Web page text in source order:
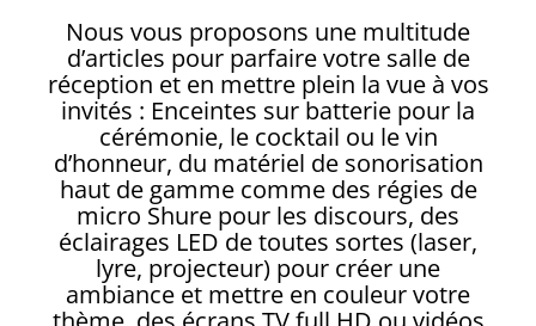
Nous vous proposons une multitude
d’articles pour parfaire votre salle de
réception et en mettre plein la vue à vos
invités : Enceintes sur batterie pour la
cérémonie, le cocktail ou le vin
d’honneur, du matériel de sonorisation
haut de gamme comme des régies de
micro Shure pour les discours, des
éclairages LED de toutes sortes (laser,
lyre, projecteur) pour créer une
ambiance et mettre en couleur votre